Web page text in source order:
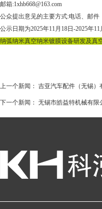
邮箱:1xhb668@163.com
公众提出意见的主要方式:电话、邮件
公示日期为2025年11月18日-2025年11
纳弧纳米真空纳米镀膜设备研发及真
上一个新闻： 吉亚汽车配件（无锡）
下一个新闻： 无锡市皓益特机械有限